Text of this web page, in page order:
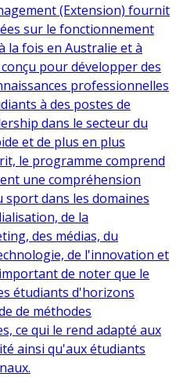
(Extension) fournit
sur le fonctionnement
la fois en Australie et à
pour développer des
professionnelles
à des postes de
dans le secteur du
et de plus en plus
le programme comprend
une compréhension
dans les domaines
de la
des médias, du
de l'innovation et
de noter que le
étudiants d'horizons
de méthodes
ce qui le rend adapté aux
ainsi qu'aux étudiants